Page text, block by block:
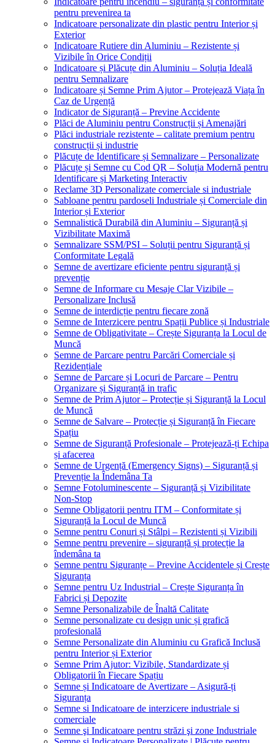
pentru prevenirea ta
Indicatoare personalizate din plastic pentru Interior și
Exterior
Indicatoare Rutiere din Aluminiu – Rezistente și
Vizibile în Orice Condiții
Indicatoare și Plăcuțe din Aluminiu – Soluția Ideală
pentru Semnalizare
Indicatoare și Semne Prim Ajutor – Protejează Viața în
Caz de Urgență
Indicator de Siguranță – Previne Accidente
Plăci de Aluminiu pentru Construcții și Amenajări
Plăci industriale rezistente – calitate premium pentru
construcții și industrie
Plăcuțe de Identificare și Semnalizare – Personalizate
Plăcuțe și Semne cu Cod QR – Soluția Modernă pentru
Identificare și Marketing Interactiv
Reclame 3D Personalizate comerciale si industriale
Sabloane pentru pardoseli Industriale și Comerciale din
Interior și Exterior
Semnalistică Durabilă din Aluminiu – Siguranță și
Vizibilitate Maximă
Semnalizare SSM/PSI – Soluții pentru Siguranță și
Conformitate Legală
Semne de avertizare eficiente pentru siguranță și
prevenție
Semne de Informare cu Mesaje Clar Vizibile –
Personalizare Inclusă
Semne de interdicție pentru fiecare zonă
Semne de Interzicere pentru Spații Publice și Industriale
Semne de Obligativitate – Crește Siguranța la Locul de
Muncă
Semne de Parcare pentru Parcări Comerciale și
Rezidențiale
Semne de Parcare și Locuri de Parcare – Pentru
Organizare și Siguranță in trafic
Semne de Prim Ajutor – Protecție și Siguranță la Locul
de Muncă
Semne de Salvare – Protecție și Siguranță în Fiecare
Spațiu
Semne de Siguranță Profesionale – Protejează-ți Echipa
și afacerea
Semne de Urgență (Emergency Signs) – Siguranță și
Prevenție la Îndemâna Ta
Semne Fotoluminescente – Siguranță și Vizibilitate
Non-Stop
Semne Obligatorii pentru ITM – Conformitate și
Siguranță la Locul de Muncă
Semne pentru Conuri și Stâlpi – Rezistenti și Vizibili
Semne pentru prevenire – siguranță și protecție la
îndemâna ta
Semne pentru Siguranțe – Previne Accidentele și Crește
Siguranța
Semne pentru Uz Industrial – Crește Siguranța în
Fabrici și Depozite
Semne Personalizabile de Înaltă Calitate
Semne personalizate cu design unic și grafică
profesională
Semne Personalizate din Aluminiu cu Grafică Inclusă
pentru Interior și Exterior
Semne Prim Ajutor: Vizibile, Standardizate și
Obligatorii în Fiecare Spațiu
Semne și Indicatoare de Avertizare – Asigură-ți
Siguranța
Semne si Indicatoare de interzicere industriale si
comerciale
Semne şi Indicatoare pentru străzi şi zone Industriale